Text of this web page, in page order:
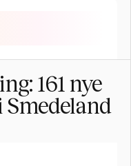
til fællesspisning i
161 nye
Smedeland